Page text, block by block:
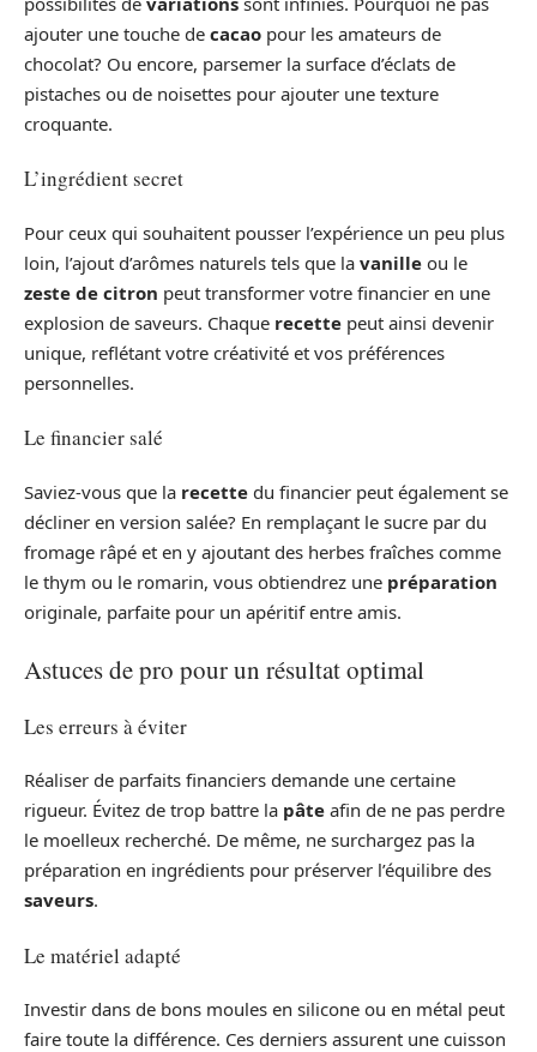
ajouter une touche de cacao pour les amateurs de
chocolat? Ou encore, parsemer la surface d’éclats de
pistaches ou de noisettes pour ajouter une texture
croquante.
L’ingrédient secret
Pour ceux qui souhaitent pousser l’expérience un peu plus
loin, l’ajout d’arômes naturels tels que la vanille ou le
zeste de citron peut transformer votre financier en une
explosion de saveurs. Chaque recette peut ainsi devenir
unique, reflétant votre créativité et vos préférences
personnelles.
Le financier salé
Saviez-vous que la recette du financier peut également se
décliner en version salée? En remplaçant le sucre par du
fromage râpé et en y ajoutant des herbes fraîches comme
le thym ou le romarin, vous obtiendrez une préparation
originale, parfaite pour un apéritif entre amis.
Astuces de pro pour un résultat optimal
Les erreurs à éviter
Réaliser de parfaits financiers demande une certaine
rigueur. Évitez de trop battre la pâte afin de ne pas perdre
le moelleux recherché. De même, ne surchargez pas la
préparation en ingrédients pour préserver l’équilibre des
saveurs.
Le matériel adapté
Investir dans de bons moules en silicone ou en métal peut
faire toute la différence. Ces derniers assurent une cuisson